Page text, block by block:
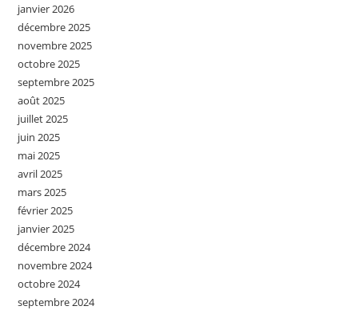
janvier 2026
décembre 2025
novembre 2025
octobre 2025
septembre 2025
août 2025
juillet 2025
juin 2025
mai 2025
avril 2025
mars 2025
février 2025
janvier 2025
décembre 2024
novembre 2024
octobre 2024
septembre 2024